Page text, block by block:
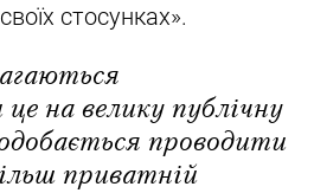
стосунках».
на велику публічну
проводити
приватній